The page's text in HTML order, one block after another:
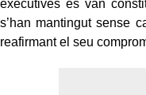
executives es van
s’han mantingut sense
reafirmant el seu